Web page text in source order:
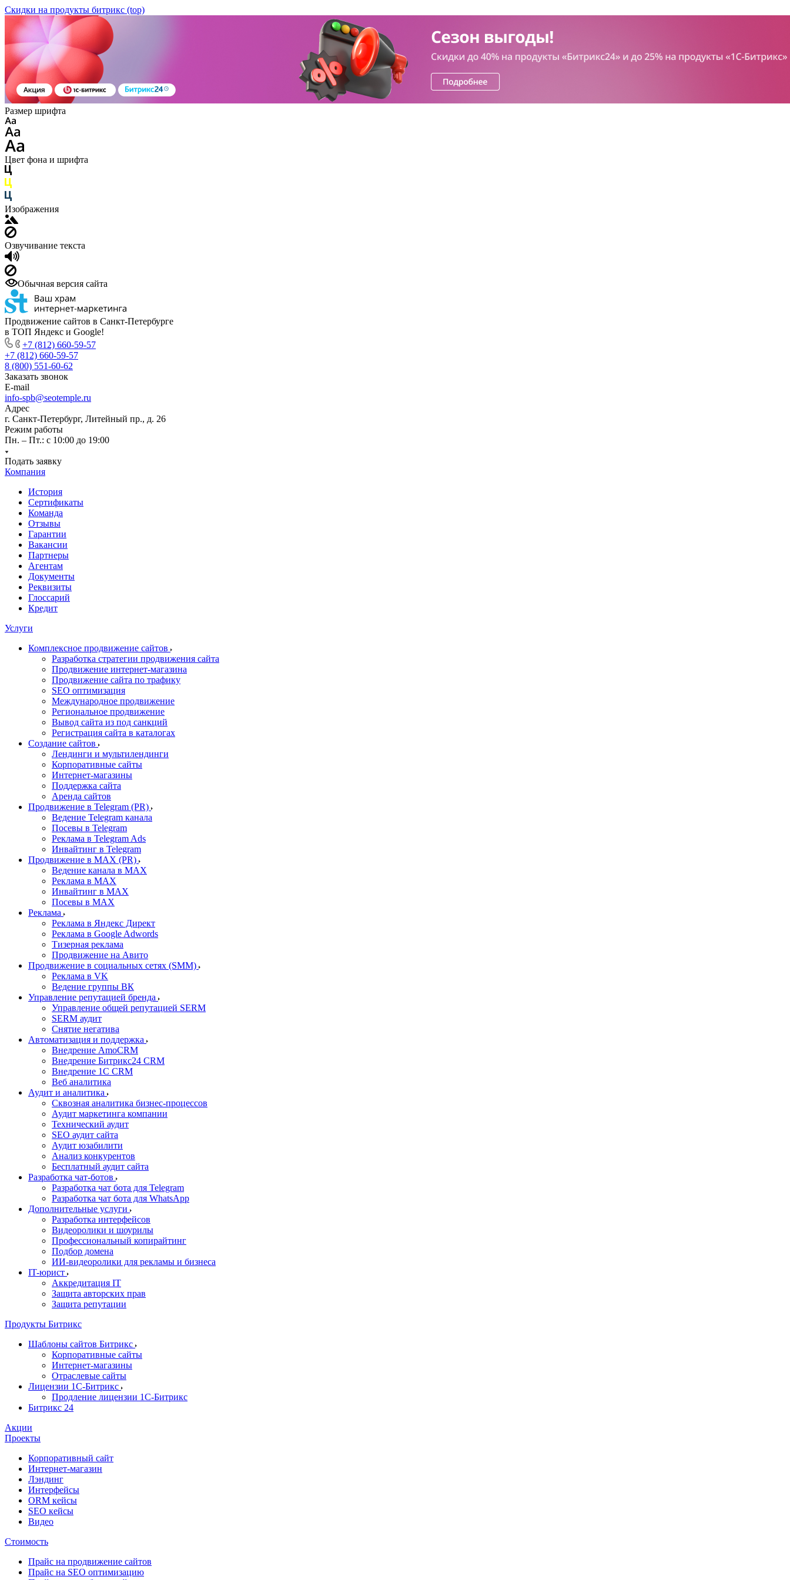
Скидки на продукты битрикс (top)
Размер шрифта
Цвет фона и шрифта
Изображения
Озвучивание текста
Обычная версия сайта
Продвижение сайтов в Санкт-Петербурге
в ТОП Яндекс и Google!
+7 (812) 660-59-57
+7 (812) 660-59-57
8 (800) 551-60-62
Заказать звонок
E-mail
info-spb@seotemple.ru
Адрес
г. Санкт-Петербург, Литейный пр., д. 26
Режим работы
Пн. – Пт.: с 10:00 до 19:00
Подать заявку
Компания
История
Сертификаты
Команда
Отзывы
Гарантии
Вакансии
Партнеры
Агентам
Документы
Реквизиты
Глоссарий
Кредит
Услуги
Комплексное продвижение сайтов
Разработка стратегии продвижения сайта
Продвижение интернет-магазина
Продвижение сайта по трафику
SEO оптимизация
Международное продвижение
Региональное продвижение
Вывод сайта из под санкций
Регистрация сайта в каталогах
Создание сайтов
Лендинги и мультилендинги
Корпоративные сайты
Интернет-магазины
Поддержка сайта
Аренда сайтов
Продвижение в Telegram (PR)
Ведение Telegram канала
Посевы в Telegram
Реклама в Telegram Ads
Инвайтинг в Telegram
Продвижение в MAX (PR)
Ведение канала в MAX
Реклама в MAX
Инвайтинг в MAX
Посевы в MAX
Реклама
Реклама в Яндекс Директ
Реклама в Google Adwords
Тизерная реклама
Продвижение на Авито
Продвижение в социальных сетях (SMM)
Реклама в VK
Ведение группы ВК
Управление репутацией бренда
Управление общей репутацией SERM
SERM аудит
Снятие негатива
Автоматизация и поддержка
Внедрение AmoCRM
Внедрение Битрикс24 CRM
Внедрение 1C CRM
Веб аналитика
Аудит и аналитика
Сквозная аналитика бизнес-процессов
Аудит маркетинга компании
Технический аудит
SEO аудит сайта
Аудит юзабилити
Анализ конкурентов
Бесплатный аудит сайта
Разработка чат-ботов
Разработка чат бота для Telegram
Разработка чат бота для WhatsApp
Дополнительные услуги
Разработка интерфейсов
Видеоролики и шоурилы
Профессиональный копирайтинг
Подбор домена
ИИ-видеоролики для рекламы и бизнеса
IT-юрист
Аккредитация IT
Защита авторских прав
Защита репутации
Продукты Битрикс
Шаблоны сайтов Битрикс
Корпоративные сайты
Интернет-магазины
Отраслевые сайты
Лицензии 1С-Битрикс
Продление лицензии 1С-Битрикс
Битрикс 24
Акции
Проекты
Корпоративный сайт
Интернет-магазин
Лэндинг
Интерфейсы
ORM кейсы
SEO кейсы
Видео
Стоимость
Прайс на продвижение сайтов
Прайс на SEO оптимизацию